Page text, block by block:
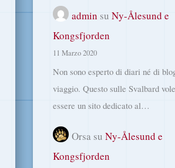
admin suNy-Ålesund e
Kongsfjorden
11 Marzo 2020
Non sono esperto di diari né di
viaggio. Questo sulle Svalbard
essere un sito dedicato al…
Orsa suNy-Ålesund e
Kongsfjorden